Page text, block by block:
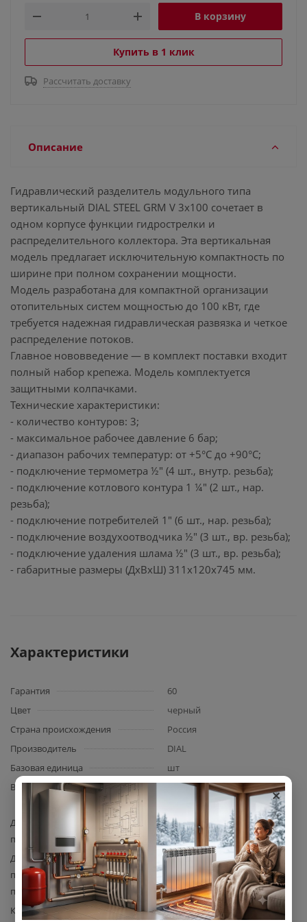
В корзину
Купить в 1 клик
Рассчитать доставку
Описание
Гидравлический разделитель модульного типа
вертикальный DIAL STEEL GRM V 3х100 сочетает в
одном корпусе функции гидрострелки и
распределительного коллектора. Эта вертикальная
модель предлагает исключительную компактность по
ширине при полном сохранении мощности.
Модель разработана для компактной организации
отопительных систем мощностью до 100 кВт, где
требуется надежная гидравлическая развязка и четкое
распределение потоков.
Главное нововведение — в комплект поставки входит
полный набор крепежа. Модель комплектуется
защитными колпачками.
Технические характеристики:
- количество контуров: 3;
- максимальное рабочее давление 6 бар;
- диапазон рабочих температур: от +5°C до +90°C;
- подключение термометра ½" (4 шт., внутр. резьба);
- подключение котлового контура 1 ¼" (2 шт., нар.
резьба);
- подключение потребителей 1" (6 шт., нар. резьба);
- подключение воздухоотводчика ½" (3 шт., вр. резьба);
- подключение удаления шлама ½" (3 шт., вр. резьба);
- габаритные размеры (ДхВхШ) 311x120x745 мм.
Характеристики
Гарантия
60
Цвет
черный
Страна происхождения
Россия
Производитель
DIAL
Базовая единица
шт
Вид арматуры
гидравлический разделитель
модульного типа
Диаметр подключения
патрубков котлового контура
1 1/4
Диаметр подключения
патрубков контура
потребителей
1
Количество патрубков
2
×